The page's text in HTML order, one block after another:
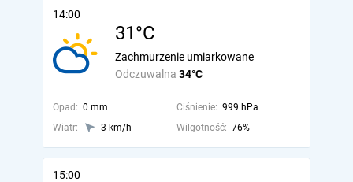
14:00
31°C
Odczuwalna 34°C
Zachmurzenie umiarkowane
Opad: 0 mm Ciśnienie: 999 hPa
Wiatr:
3 km/h Wilgotność: 76%
15:00